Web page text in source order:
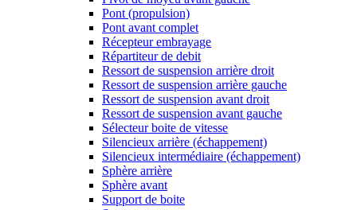
Pont (propulsion)
Pont avant complet
Récepteur embrayage
Répartiteur de debit
Ressort de suspension arrière droit
Ressort de suspension arrière gauche
Ressort de suspension avant droit
Ressort de suspension avant gauche
Sélecteur boite de vitesse
Silencieux arrière (échappement)
Silencieux intermédiaire (échappement)
Sphère arrière
Sphère avant
Support de boite